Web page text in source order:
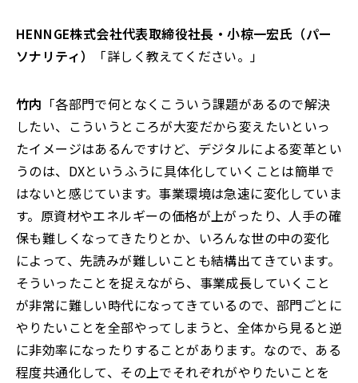
HENNGE株式会社代表取締役社長・小椋一宏氏（パー
ソナリティ）
「詳しく教えてください。」
竹内 「各部門で何となくこういう課題があるので解決
したい、こういうところが大変だから変えたいといっ
たイメージはあるんですけど、デジタルによる変革とい
うのは、DXというふうに具体化していくことは簡単で
はないと感じています。事業環境は急速に変化していま
す。原資材やエネルギーの価格が上がったり、人手の確
保も難しくなってきたりとか、いろんな世の中の変化
によって、先読みが難しいことも結構出てきています。
そういったことを捉えながら、事業成長していくこと
が非常に難しい時代になってきているので、部門ごとに
やりたいことを全部やってしまうと、全体から見ると逆
に非効率になったりすることがあります。なので、ある
程度共通化して、その上でそれぞれがやりたいことを